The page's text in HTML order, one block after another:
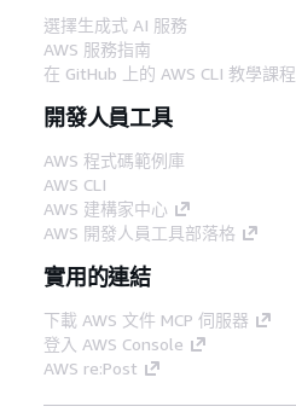
選擇生成式 AI 服務
AWS 服務指南
在 GitHub 上的 AWS CLI 教學課程
開發人員工具
AWS 程式碼範例庫
AWS CLI
AWS 建構家中心
AWS 開發人員工具部落格
實用的連結
下載 AWS 文件 MCP 伺服器
登入 AWS Console
AWS re:Post